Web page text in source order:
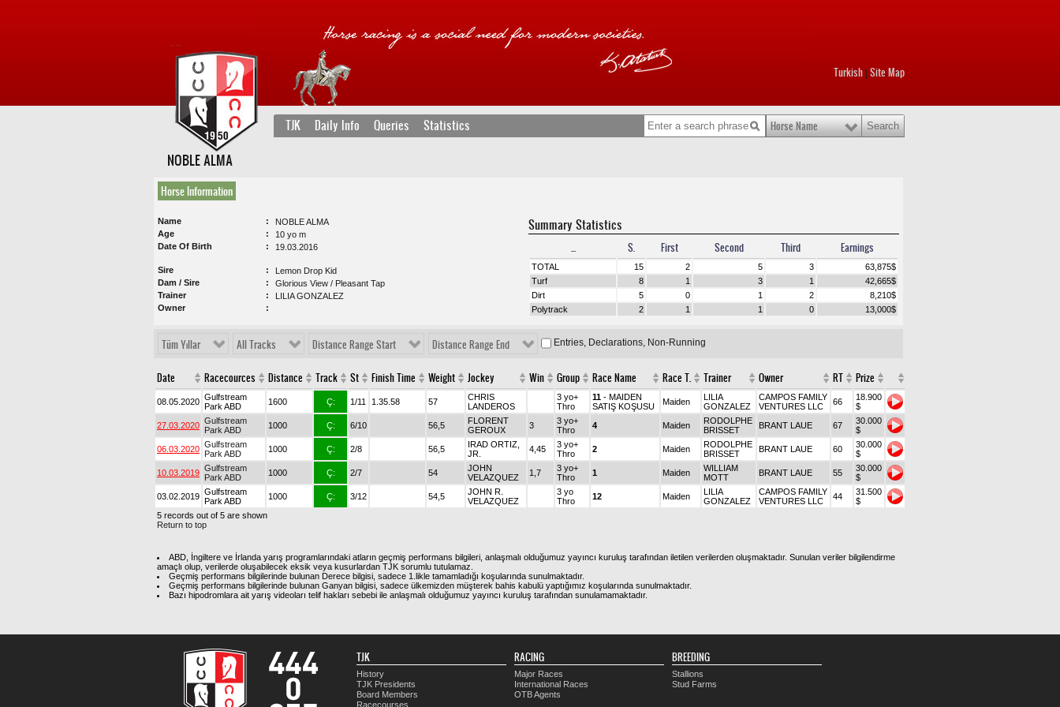
Turkish Site Map
TJK Daily Info Queries Statistics Horse Name
NOBLE ALMA
Horse Information
Name
NOBLE ALMA
Age
10 yo m
Date Of Birth
19.03.2016
Sire
Lemon Drop Kid
Dam / Sire
Glorious View / Pleasant Tap
Trainer
LILIA GONZALEZ
Owner
Summary Statistics
... S. First Second Third Earnings
TOTAL 15 2 5 3 63,875$
Turf
8 1 3 1 42,665$
Dirt
5 0 1 2 8,210$
Polytrack
2 1 1 0 13,000$
Tüm Yıllar All Tracks Distance Range Start Distance Range End Entries, Declarations, Non-Running
Date Racecources Distance Track St Finish Time Weight Jockey Win Group Race Name Race T. Trainer Owner RT Prize
08.05.2020 Gulfstream
Park ABD
1600 Ç: 1/11 1.35.58 57
CHRIS
LANDEROS
3 yo+
Thro
11 - MAIDEN
SATIŞ KOŞUSU
Maiden
LILIA
GONZALEZ
CAMPOS FAMILY
VENTURES LLC
66
18.900
$
27.03.2020 Gulfstream
Park ABD
1000 Ç: 6/10 56,5
FLORENT
GEROUX
3
3 yo+
Thro
4 Maiden
RODOLPHE
BRISSET
BRANT LAUE 67
30.000
$
06.03.2020 Gulfstream
Park ABD
1000 Ç: 2/8 56,5
IRAD ORTIZ,
JR.
4,45
3 yo+
Thro
2 Maiden
RODOLPHE
BRISSET
BRANT LAUE 60
30.000
$
10.03.2019 Gulfstream
Park ABD
1000 Ç: 2/7 54
JOHN
VELAZQUEZ
1,7
3 yo+
Thro
1 Maiden
WILLIAM
MOTT
BRANT LAUE 55
30.000
$
03.02.2019 Gulfstream
Park ABD
1000 Ç: 3/12 54,5
JOHN R.
VELAZQUEZ
3 yo
Thro
12 Maiden
LILIA
GONZALEZ
CAMPOS FAMILY
VENTURES LLC
44
31.500
$
5 records out of 5 are shown
Return to top
ABD, İngiltere ve İrlanda yarış programlarındaki atların geçmiş performans bilgileri, anlaşmalı olduğumuz yayıncı kuruluş tarafından iletilen verilerden oluşmaktadır. Sunulan veriler bilgilendirme
amaçlı olup, verilerde oluşabilecek eksik veya kusurlardan TJK sorumlu tutulamaz.
Geçmiş performans bilgilerinde bulunan Derece bilgisi, sadece 1.likle tamamladığı koşularında sunulmaktadır.
Geçmiş performans bilgilerinde bulunan Ganyan bilgisi, sadece ülkemizden müşterek bahis kabulü yaptığımız koşularında sunulmaktadır.
Bazı hipodromlara ait yarış videoları telif hakları sebebi ile anlaşmalı olduğumuz yayıncı kuruluş tarafından sunulamamaktadır.
TJK
History
TJK Presidents
Board Members
Racecourses
RACING
Major Races
International Races
OTB Agents
BREEDING
Stallions
Stud Farms